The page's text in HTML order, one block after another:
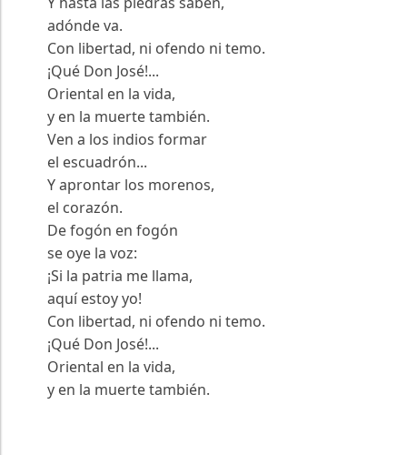
adónde va.
Con libertad, ni ofendo ni temo.
¡Qué Don José!...
Oriental en la vida,
y en la muerte también.
Ven a los indios formar
el escuadrón...
Y aprontar los morenos,
el corazón.
De fogón en fogón
se oye la voz:
¡Si la patria me llama,
aquí estoy yo!
Con libertad, ni ofendo ni temo.
¡Qué Don José!...
Oriental en la vida,
y en la muerte también.